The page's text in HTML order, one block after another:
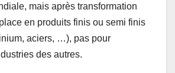
mais après transformation
en produits finis ou semi finis
aciers, …), pas pour
des autres.